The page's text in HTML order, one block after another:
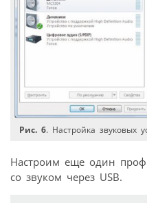
Рис. 6. Настройка звуковых
Настроим еще один
со звуком через USB.